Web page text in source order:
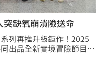
缺氧崩潰險送命
列再推升級鉅作！2025
出品全新實境冒險節目